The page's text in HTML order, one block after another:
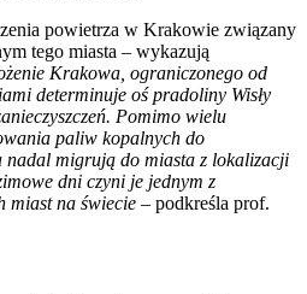
powietrza w Krakowie związany
tego miasta – wykazują
Krakowa, ograniczonego od
determinuje oś pradoliny Wisły
Pomimo wielu
paliw kopalnych do
nadal migrują do miasta z lokalizacji
dni czyni je jednym z
miast na świecie – podkreśla prof.